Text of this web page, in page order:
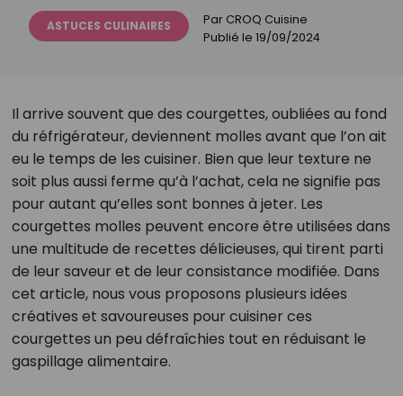
ASTUCES CULINAIRES Par CROQ Cuisine
Publié le 19/09/2024
Il arrive souvent que des courgettes, oubliées au fond
du réfrigérateur, deviennent molles avant que l’on ait
eu le temps de les cuisiner. Bien que leur texture ne
soit plus aussi ferme qu’à l’achat, cela ne signifie pas
pour autant qu’elles sont bonnes à jeter. Les
courgettes molles peuvent encore être utilisées dans
une multitude de recettes délicieuses, qui tirent parti
de leur saveur et de leur consistance modifiée. Dans
cet article, nous vous proposons plusieurs idées
créatives et savoureuses pour cuisiner ces
courgettes un peu défraîchies tout en réduisant le
gaspillage alimentaire.